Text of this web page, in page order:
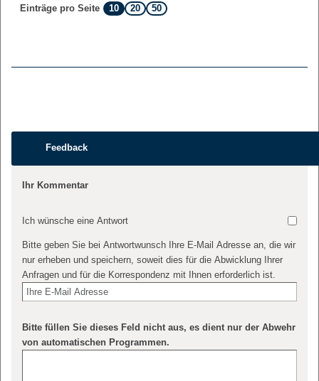
Einträge pro Seite
10 20 50
Feedback
Ihr Kommentar
Ich wünsche eine Antwort
Bitte geben Sie bei Antwortwunsch Ihre E-Mail Adresse an, die wir
nur erheben und speichern, soweit dies für die Abwicklung Ihrer
Anfragen und für die Korrespondenz mit Ihnen erforderlich ist.
Bitte füllen Sie dieses Feld nicht aus, es dient nur der Abwehr
von automatischen Programmen.